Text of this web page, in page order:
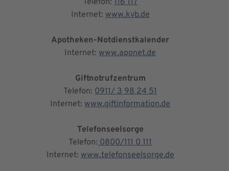
Internet: www.kvb.de
Apotheken-Notdienstkalender
Internet: www.aponet.de
Giftnotrufzentrum
Telefon: 0911/ 3 98 24 51
Internet: www.giftinformation.de
Telefonseelsorge
Telefon: 0800/111 0 111
Internet: www.telefonseelsorge.de